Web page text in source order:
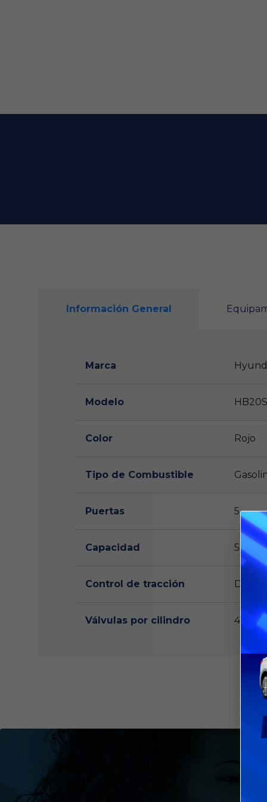
Información General
Marca
Modelo HB20S
Color Rojo
Tipo de Combustible
Puertas 5
Capacidad 5
Control de tracción
Válvulas por cilindro 4